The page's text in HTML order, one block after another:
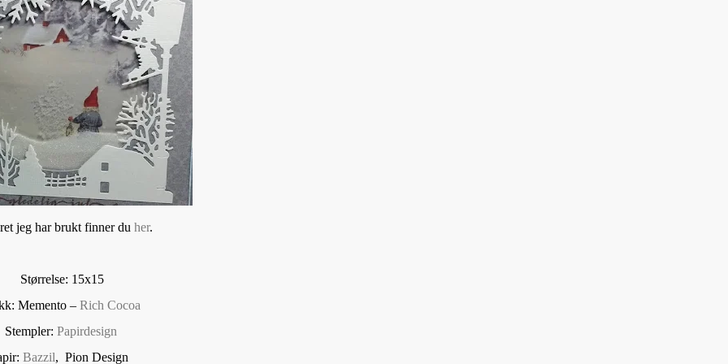
jeg har brukt finner du her.
Størrelse: 15x15
Memento – Rich Cocoa
Stempler: Papirdesign
Bazzil, Pion Design